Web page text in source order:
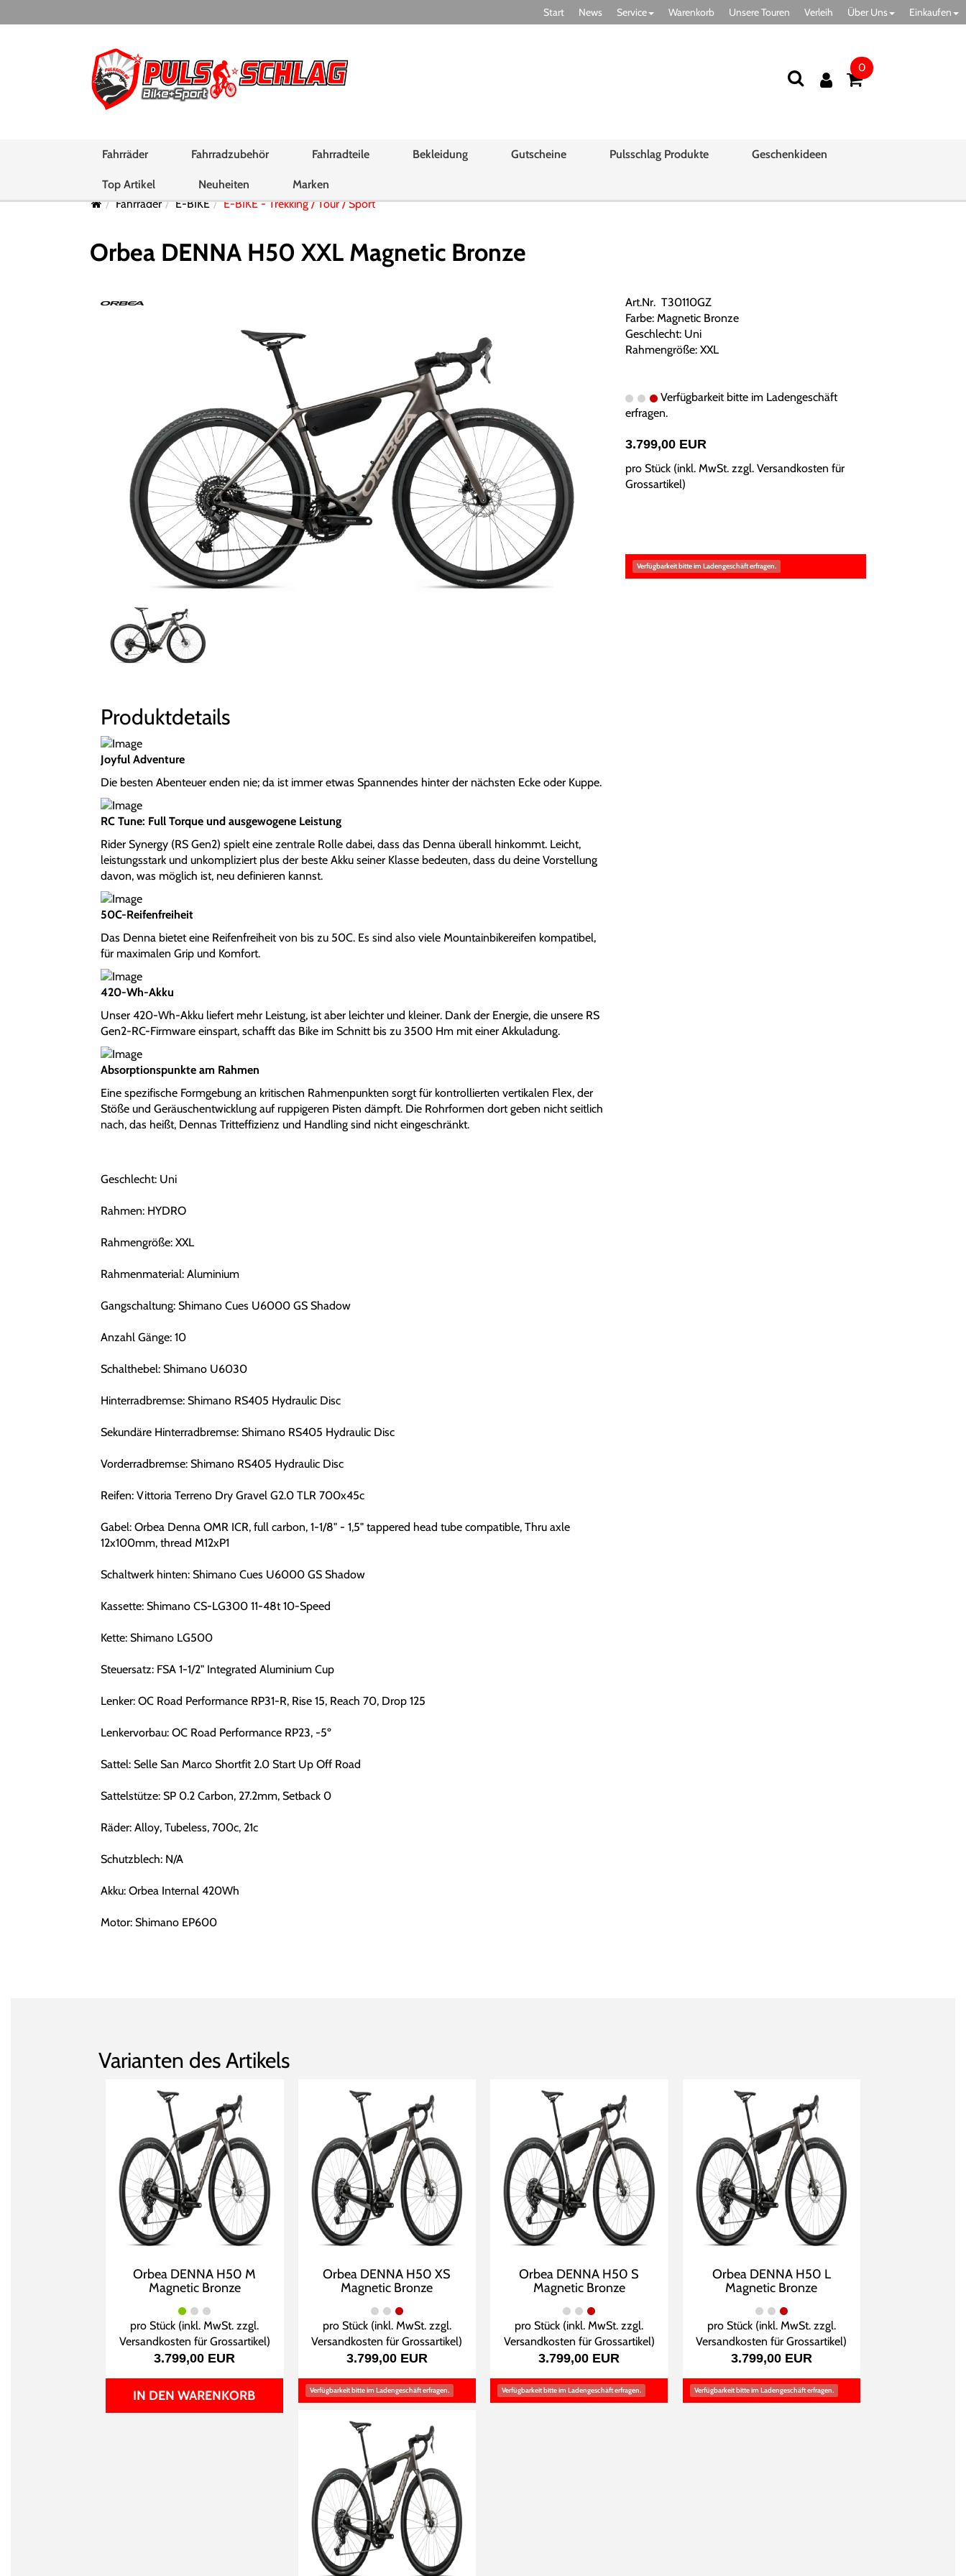
Start News Service Warenkorb Unsere Touren Verleih Über Uns Einkaufen
0
Fahrräder Fahrradzubehör Fahrradteile Bekleidung Gutscheine Pulsschlag Produkte Geschenkideen
Top Artikel Neuheiten
Marken
Fahrräder
E-BIKE E-BIKE - Trekking / Tour / Sport
Orbea DENNA H50 XXL Magnetic Bronze
Produktdetails
Joyful Adventure
Die besten Abenteuer enden nie; da ist immer etwas Spannendes hinter der nächsten Ecke oder Kuppe.
RC Tune: Full Torque und ausgewogene Leistung
Rider Synergy (RS Gen2) spielt eine zentrale Rolle dabei, dass das Denna überall hinkommt. Leicht,
leistungsstark und unkompliziert plus der beste Akku seiner Klasse bedeuten, dass du deine Vorstellung
davon, was möglich ist, neu definieren kannst.
50C-Reifenfreiheit
Das Denna bietet eine Reifenfreiheit von bis zu 50C. Es sind also viele Mountainbikereifen kompatibel,
für maximalen Grip und Komfort.
420-Wh-Akku
Unser 420-Wh-Akku liefert mehr Leistung, ist aber leichter und kleiner. Dank der Energie, die unsere RS
Gen2-RC-Firmware einspart, schafft das Bike im Schnitt bis zu 3500 Hm mit einer Akkuladung.
Absorptionspunkte am Rahmen
Eine spezifische Formgebung an kritischen Rahmenpunkten sorgt für kontrollierten vertikalen Flex, der
Stöße und Geräuschentwicklung auf ruppigeren Pisten dämpft. Die Rohrformen dort geben nicht seitlich
nach, das heißt, Dennas Tritteffizienz und Handling sind nicht eingeschränkt.
Geschlecht: Uni
Rahmen: HYDRO
Rahmengröße: XXL
Rahmenmaterial: Aluminium
Gangschaltung: Shimano Cues U6000 GS Shadow
Anzahl Gänge: 10
Schalthebel: Shimano U6030
Hinterradbremse: Shimano RS405 Hydraulic Disc
Sekundäre Hinterradbremse: Shimano RS405 Hydraulic Disc
Vorderradbremse: Shimano RS405 Hydraulic Disc
Reifen: Vittoria Terreno Dry Gravel G2.0 TLR 700x45c
Gabel: Orbea Denna OMR ICR, full carbon, 1-1/8" - 1,5" tappered head tube compatible, Thru axle
12x100mm, thread M12xP1
Schaltwerk hinten: Shimano Cues U6000 GS Shadow
Kassette: Shimano CS-LG300 11-48t 10-Speed
Kette: Shimano LG500
Steuersatz: FSA 1-1/2" Integrated Aluminium Cup
Lenker: OC Road Performance RP31-R, Rise 15, Reach 70, Drop 125
Lenkervorbau: OC Road Performance RP23, -5º
Sattel: Selle San Marco Shortfit 2.0 Start Up Off Road
Sattelstütze: SP 0.2 Carbon, 27.2mm, Setback 0
Räder: Alloy, Tubeless, 700c, 21c
Schutzblech: N/A
Akku: Orbea Internal 420Wh
Motor: Shimano EP600
Art.Nr. T30110GZ
Farbe: Magnetic Bronze
Geschlecht: Uni
Rahmengröße: XXL
Verfügbarkeit bitte im Ladengeschäft
erfragen.
3.799,00 EUR
pro Stück (inkl. MwSt. zzgl. Versandkosten für
Grossartikel)
Verfügbarkeit bitte im Ladengeschäft erfragen.
Varianten des Artikels
Orbea DENNA H50 M
Magnetic Bronze
pro Stück (inkl. MwSt. zzgl.
Versandkosten für Grossartikel)
3.799,00 EUR
IN DEN WARENKORB
Orbea DENNA H50 XS
Magnetic Bronze
pro Stück (inkl. MwSt. zzgl.
Versandkosten für Grossartikel)
3.799,00 EUR
Verfügbarkeit bitte im Ladengeschäft erfragen.
Orbea DENNA H50 S
Magnetic Bronze
pro Stück (inkl. MwSt. zzgl.
Versandkosten für Grossartikel)
3.799,00 EUR
Verfügbarkeit bitte im Ladengeschäft erfragen.
Orbea DENNA H50 L
Magnetic Bronze
pro Stück (inkl. MwSt. zzgl.
Versandkosten für Grossartikel)
3.799,00 EUR
Verfügbarkeit bitte im Ladengeschäft erfragen.